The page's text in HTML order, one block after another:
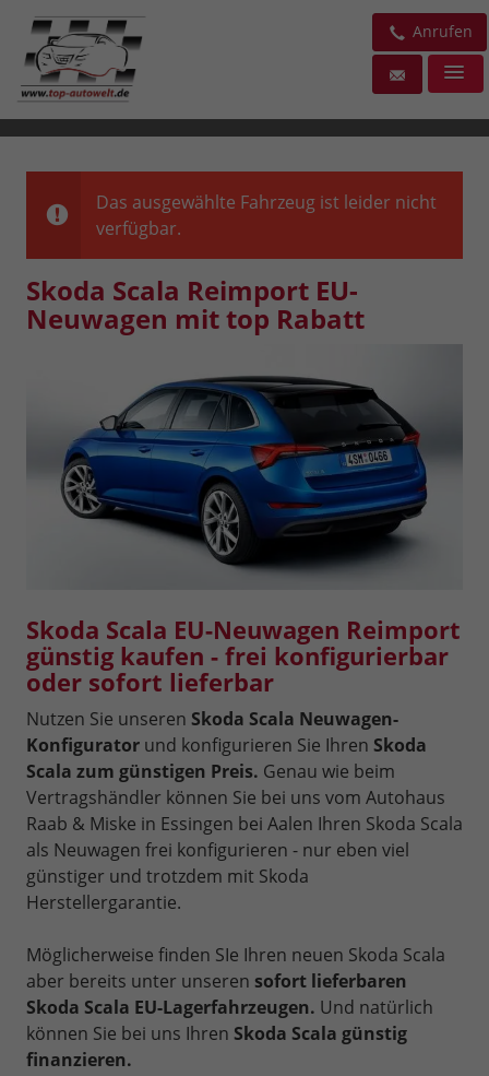
Anrufen
Das ausgewählte Fahrzeug ist leider nicht
verfügbar.
Skoda Scala Reimport EU-
Neuwagen mit top Rabatt
Skoda Scala EU-Neuwagen Reimport
günstig kaufen - frei konfigurierbar
oder sofort lieferbar
Nutzen Sie unseren Skoda Scala Neuwagen-
Konfigurator und konfigurieren Sie Ihren Skoda
Scala zum günstigen Preis. Genau wie beim
Vertragshändler können Sie bei uns vom Autohaus
Raab & Miske in Essingen bei Aalen Ihren Skoda Scala
als Neuwagen frei konfigurieren - nur eben viel
günstiger und trotzdem mit Skoda
Herstellergarantie.
Möglicherweise finden SIe Ihren neuen Skoda Scala
aber bereits unter unseren sofort lieferbaren
Skoda Scala EU-Lagerfahrzeugen. Und natürlich
können Sie bei uns Ihren Skoda Scala günstig
finanzieren.